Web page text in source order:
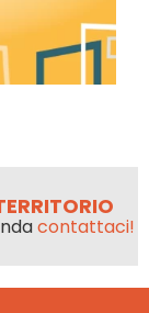
contattaci!